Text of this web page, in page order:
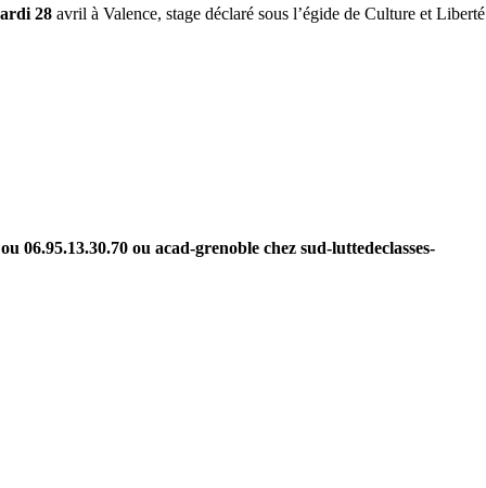
28 avril à Valence, stage déclaré sous l’égide de Culture et Liberté
06.95.13.30.70 ou acad-grenoble chez sud-luttedeclasses-